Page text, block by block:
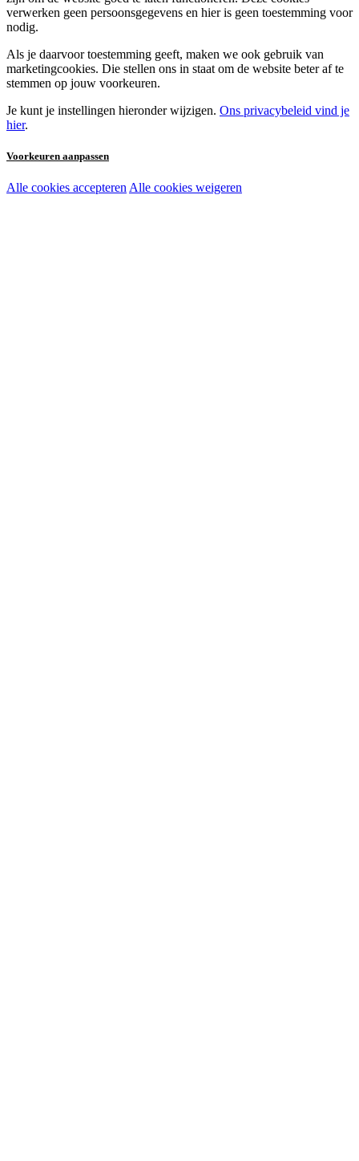
verwerken geen persoonsgegevens en hier is geen toestemming voor
nodig.
Als je daarvoor toestemming geeft, maken we ook gebruik van
marketingcookies. Die stellen ons in staat om de website beter af te
stemmen op jouw voorkeuren.
Je kunt je instellingen hieronder wijzigen. Ons privacybeleid vind je
hier.
Voorkeuren aanpassen
Noodzakelijke cookies:
Alle cookies accepteren Alle cookies weigeren